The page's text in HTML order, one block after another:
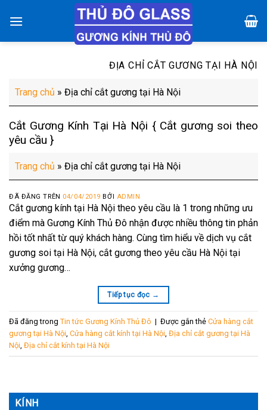
đến
ĐỊA CHỈ CẮT GƯƠNG TẠI HÀ NỘI
Trang chủ » Địa chỉ cắt gương tại Hà Nội
Cắt Gương Kính Tại Hà Nội { Cắt gương soi theo
yêu cầu }
Trang chủ » Địa chỉ cắt gương tại Hà Nội
ĐÃ ĐĂNG TRÊN 04/04/2019 BỞI ADMIN
Cắt gương kính tại Hà Nội theo yêu cầu là 1 trong những ưu
điểm mà Gương Kính Thủ Đô nhận được nhiều thông tin phản
hồi tốt nhất từ quý khách hàng. Cùng tìm hiểu về dịch vụ cắt
gương soi tại Hà Nội, cắt gương theo yêu cầu Hà Nội tại
xưởng gương…
Tiếp tục đọc →
Đã đăng trong Tin tức Gương Kính Thủ Đô | Được gắn thẻ Cửa hàng cắt
gương tại Hà Nội Cửa hàng cắt kính tại Hà Nội Địa chỉ cắt gương tại Hà
Nội Địa chỉ cắt kính tại Hà Nội
KÍNH